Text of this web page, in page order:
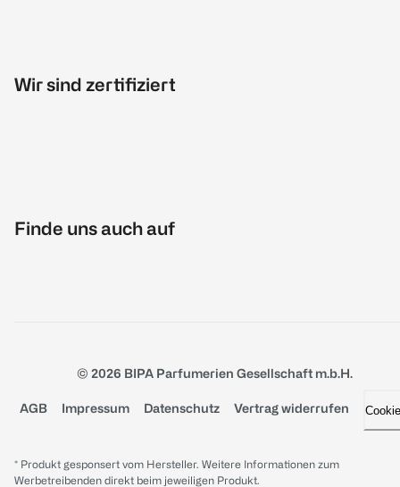
Wir sind zertifiziert
Finde uns auch auf
© 2026 BIPA Parfumerien Gesellschaft m.b.H.
AGB Impressum Datenschutz Vertrag widerrufen
* Produkt gesponsert vom Hersteller. Weitere Informationen zum
Werbetreibenden direkt beim jeweiligen Produkt.